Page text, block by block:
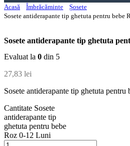
Acasă
Îmbrăcăminte
Șosete
Sosete antiderapante tip ghetuta pentru bebe
Sosete antiderapante tip ghetuta
Evaluat la 0 din 5
27,83 lei
Sosete antiderapante tip ghetuta
Cantitate Sosete
antiderapante tip
ghetuta pentru bebe
Roz 0-12 Luni